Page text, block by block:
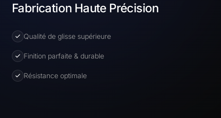
Fabrication Haute Précision
Qualité de glisse supérieure
Finition parfaite & durable
Résistance optimale